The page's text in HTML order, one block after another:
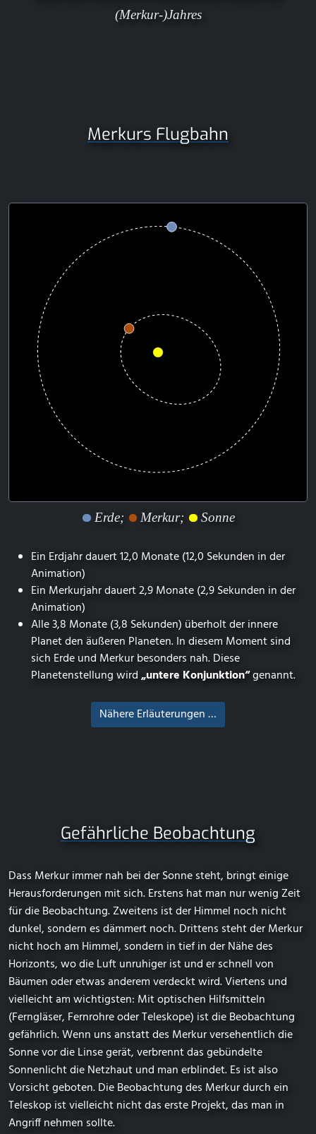
(Merkur-)Jahres
Merkurs Flugbahn
Erde; Merkur; Sonne
Ein Erdjahr dauert 12,0 Monate (12,0 Sekunden in der
Animation)
Ein Merkurjahr dauert 2,9 Monate (2,9 Sekunden in der
Animation)
Alle 3,8 Monate (3,8 Sekunden) überholt der innere
Planet den äußeren Planeten. In diesem Moment sind
sich Erde und Merkur besonders nah. Diese
Planetenstellung wird„untere Konjunktion“genannt.
Nähere Erläuterungen …
Gefährliche Beobachtung
Dass Merkur immer nah bei der Sonne steht, bringt einige
Herausforderungen mit sich. Erstens hat man nur wenig Zeit
für die Beobachtung. Zweitens ist der Himmel noch nicht
dunkel, sondern es dämmert noch. Drittens steht der Merkur
nicht hoch am Himmel, sondern in tief in der Nähe des
Horizonts, wo die Luft unruhiger ist und er schnell von
Bäumen oder etwas anderem verdeckt wird. Viertens und
vielleicht am wichtigsten: Mit optischen Hilfsmitteln
(Ferngläser, Fernrohre oder Teleskope) ist die Beobachtung
gefährlich. Wenn uns anstatt des Merkur versehentlich die
Sonne vor die Linse gerät, verbrennt das gebündelte
Sonnenlicht die Netzhaut und man erblindet. Es ist also
Vorsicht geboten. Die Beobachtung des Merkur durch ein
Teleskop ist vielleicht nicht das erste Projekt, das man in
Angriff nehmen sollte.